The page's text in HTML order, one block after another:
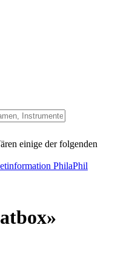
einige der folgenden
PhilaPhil